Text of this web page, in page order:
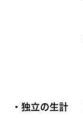
・独立の生計